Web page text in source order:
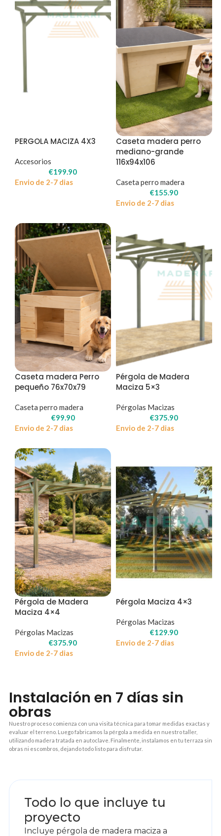
PERGOLA MACIZA 4X3
Accesorios
€199.90
Envio de 2-7 dias
Caseta madera perro
mediano-grande
116x94x106
Caseta perro madera
€155.90
Envio de 2-7 dias
Caseta madera Perro
pequeño 76x70x79
Caseta perro madera
€99.90
Envio de 2-7 dias
Pérgola de Madera
Maciza 5×3
Pérgolas Macizas
€375.90
Envio de 2-7 dias
Pérgola de Madera
Maciza 4×4
Pérgolas Macizas
€375.90
Envio de 2-7 dias
Pérgola Maciza 4×3
Pérgolas Macizas
€129.90
Envio de 2-7 dias
Instalación en 7 días sin
obras
Nuestro proceso comienza con una visita técnica para tomar medidas exactas y
evaluar el terreno. Luego fabricamos la pérgola a medida en nuestro taller,
utilizando madera tratada en autoclave. Finalmente, instalamos en tu terraza sin
obras ni escombros, dejando todo listo para disfrutar.
Todo lo que incluye tu
proyecto
Incluye pérgola de madera maciza a